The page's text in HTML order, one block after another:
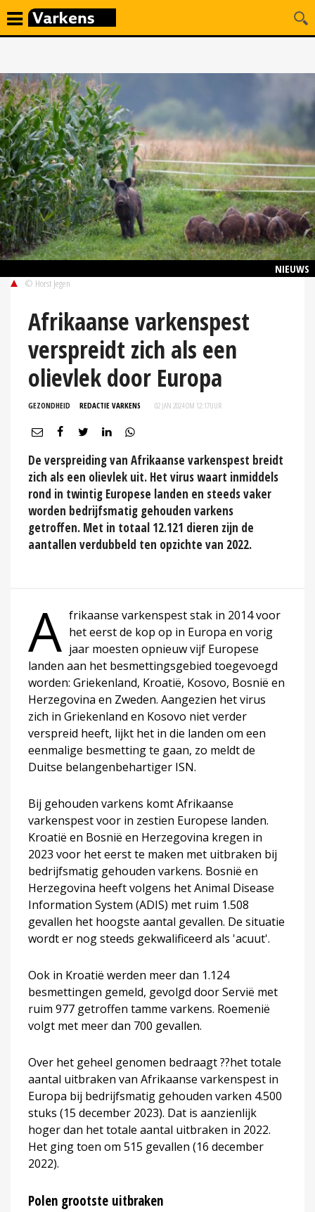
NIEUWS
© Horst Jegen
Afrikaanse varkenspest
verspreidt zich als een
olievlek door Europa
GEZONDHEID REDACTIE VARKENS 02 JAN 2024 OM 12:17UUR
De verspreiding van Afrikaanse varkenspest breidt
zich als een olievlek uit. Het virus waart inmiddels
rond in twintig Europese landen en steeds vaker
worden bedrijfsmatig gehouden varkens
getroffen. Met in totaal 12.121 dieren zijn de
aantallen verdubbeld ten opzichte van 2022.
A frikaanse varkenspest stak in 2014 voor
het eerst de kop op in Europa en vorig
jaar moesten opnieuw vijf Europese
landen aan het besmettingsgebied toegevoegd
worden: Griekenland, Kroatië, Kosovo, Bosnië en
Herzegovina en Zweden. Aangezien het virus
zich in Griekenland en Kosovo niet verder
verspreid heeft, lijkt het in die landen om een
eenmalige besmetting te gaan, zo meldt de
Duitse belangenbehartiger ISN.
Bij gehouden varkens komt Afrikaanse
varkenspest voor in zestien Europese landen.
Kroatië en Bosnië en Herzegovina kregen in
2023 voor het eerst te maken met uitbraken bij
bedrijfsmatig gehouden varkens. Bosnië en
Herzegovina heeft volgens het Animal Disease
Information System (ADIS) met ruim 1.508
gevallen het hoogste aantal gevallen. De situatie
wordt er nog steeds gekwalificeerd als 'acuut'.
Ook in Kroatië werden meer dan 1.124
besmettingen gemeld, gevolgd door Servië met
ruim 977 getroffen tamme varkens. Roemenië
volgt met meer dan 700 gevallen.
Over het geheel genomen bedraagt ??het totale
aantal uitbraken van Afrikaanse varkenspest in
Europa bij bedrijfsmatig gehouden varken 4.500
stuks (15 december 2023). Dat is aanzienlijk
hoger dan het totale aantal uitbraken in 2022.
Het ging toen om 515 gevallen (16 december
2022).
Polen grootste uitbraken